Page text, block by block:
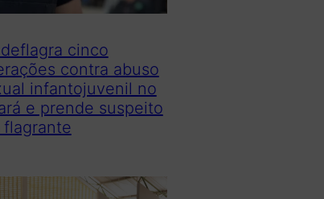
cinco
contra abuso
infantojuvenil no
e prende suspeito
flagrante